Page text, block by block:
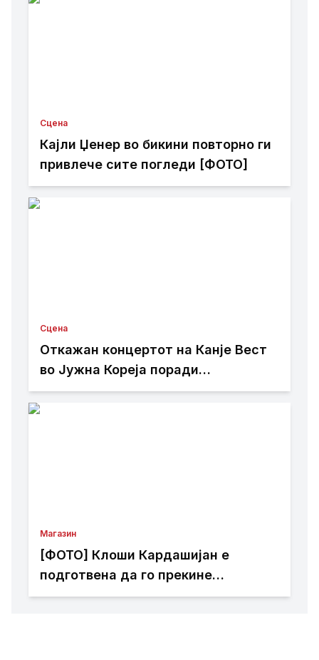
Сцена
Кајли Џенер во бикини повторно ги
привлече сите погледи [ФОТО]
Сцена
Откажан концертот на Канје Вест
во Јужна Кореја поради
контроверзии
Магазин
[ФОТО] Клоши Кардашијан е
подготвена да го прекине
целибатот само за еден маж: Го